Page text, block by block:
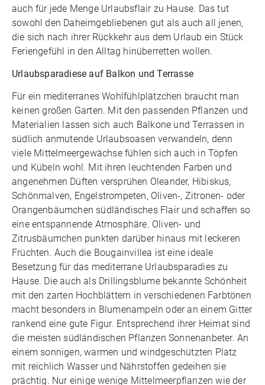
auch für jede Menge Urlaubsflair zu Hause. Das tut
sowohl den Daheimgebliebenen gut als auch all jenen,
die sich nach ihrer Rückkehr aus dem Urlaub ein Stück
Feriengefühl in den Alltag hinüberretten wollen.
Urlaubsparadiese auf Balkon und Terrasse
Für ein mediterranes Wohlfühlplätzchen braucht man
keinen großen Garten. Mit den passenden Pflanzen und
Materialien lassen sich auch Balkone und Terrassen in
südlich anmutende Urlaubsoasen verwandeln, denn
viele Mittelmeergewächse fühlen sich auch in Töpfen
und Kübeln wohl. Mit ihren leuchtenden Farben und
angenehmen Düften versprühen Oleander, Hibiskus,
Schönmalven, Engelstrompeten, Oliven-, Zitronen- oder
Orangenbäumchen südländisches Flair und schaffen so
eine entspannende Atmosphäre. Oliven- und
Zitrusbäumchen punkten darüber hinaus mit leckeren
Früchten. Auch die Bougainvillea ist eine ideale
Besetzung für das mediterrane Urlaubsparadies zu
Hause. Die auch als Drillingsblume bekannte Schönheit
mit den zarten Hochblättern in verschiedenen Farbtönen
macht besonders in Blumenampeln oder an einem Gitter
rankend eine gute Figur. Entsprechend ihrer Heimat sind
die meisten südländischen Pflanzen Sonnenanbeter. An
einem sonnigen, warmen und windgeschützten Platz
mit reichlich Wasser und Nährstoffen gedeihen sie
prächtig. Nur einige wenige Mittelmeerpflanzen wie der